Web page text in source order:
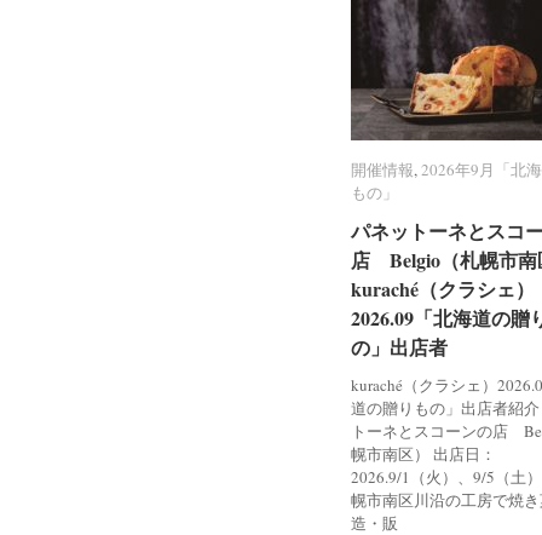
開催情報,2026年9月「北
もの」
パネットーネとスコ
店 Belgio（札幌市南
kuraché（クラシェ）
2026.09「北海道の贈
の」出店者
kuraché（クラシェ）
道の贈りもの」出店者紹
トーネとスコーンの店
幌市南区） 出店日：
2026.9/1（火）、9/5（土
幌市南区川沿の工房で焼
造・販
開催情報 2026年9月「北
もの」
パネットーネとスコ
店 Belgio（札幌市南
kuraché（クラシェ）
2026.09「北海道の贈
の」出店者